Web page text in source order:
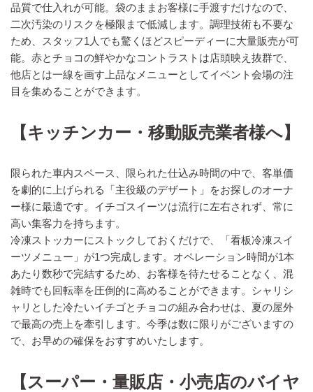
品質で仕入れが可能。袋のままお客様に手渡すだけなので、
二次汚染のリスクを極限まで低減します。調理技術も不要な
ため、スタッフ1人でも驚くほどスピーディーに大量販売が可
能。赤とチョコの鮮やかなコントラストは店頭映え抜群で、
他店とは一線を画す上品なメニューとしてイベント会場の注
目を集めることができます。
【キッチンカー・移動販売業者様へ】
限られた車内スペース、限られた仕込み時間の中で、客単価
を劇的に上げられる「主役級のデザート」をお探しのオーナ
ー様に最適です。イチゴスイーツは流行に左右されず、常に
高い集客力を持ちます。
冷凍ストッカーにストックしておくだけで、「看板冷凍スイ
ーツメニュー」が1つ完成します。オペレーション時間が1本
あたり数秒で完結するため、お客様を待たせることなく、混
雑時でも回転率を圧倒的に高めることができます。シャリシ
ャリとした冷たいイチゴとチョコの組み合わせは、夏の屋外
で最高の売上を牽引します。今季は数に限りがございますの
で、お早めの確保をおすすめいたします。
【スーパー・量販店・小売店のバイヤ